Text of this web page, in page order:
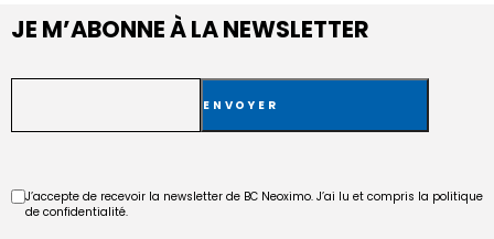
JE M’ABONNE À LA NEWSLETTER
RGPD
J’accepte de recevoir la newsletter de BC Neoximo. J’ai lu et compris la politique
de confidentialité.